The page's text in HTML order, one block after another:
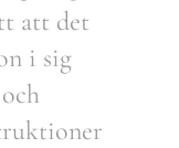
att det
i sig